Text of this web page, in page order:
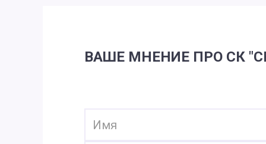
ВАШЕ МНЕНИЕ ПРО СК